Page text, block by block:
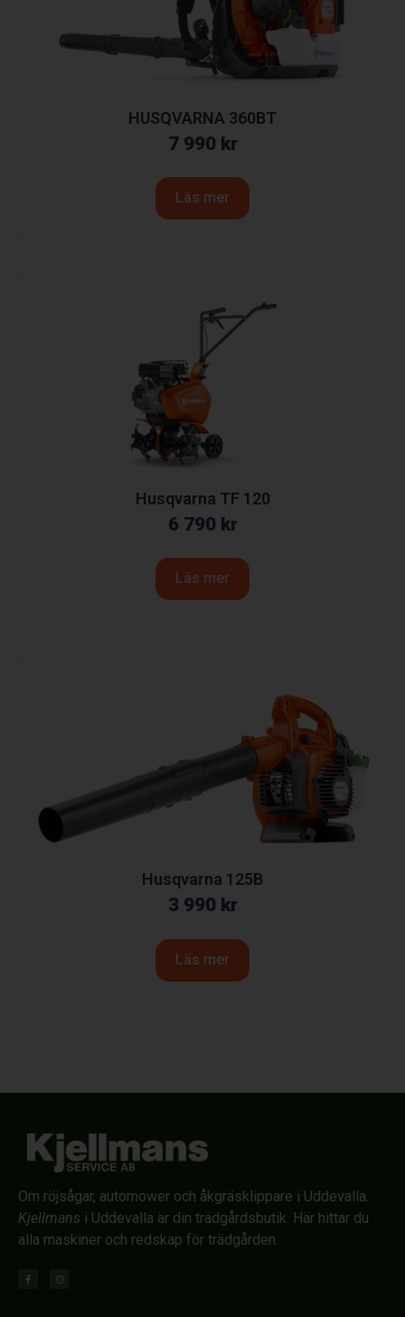
HUSQVARNA 360BT
7 990 kr
Läs mer
Husqvarna TF 120
6 790 kr
Läs mer
Husqvarna 125B
3 990 kr
Läs mer
Om röjsågar, automower och åkgräsklippare i Uddevalla.
Kjellmans i Uddevalla är din trädgårdsbutik. Här hittar du
alla maskiner och redskap för trädgården.